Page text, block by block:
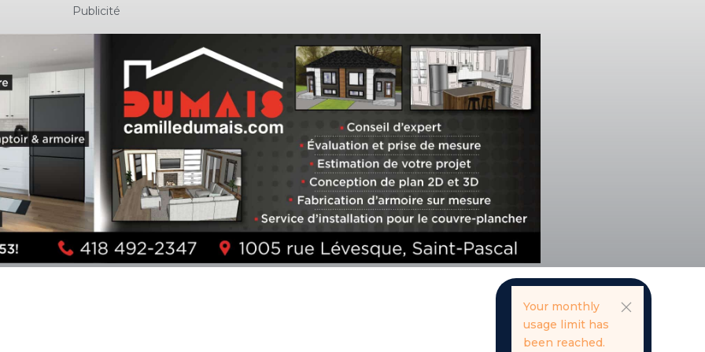
Publicité
Your monthly
usage limit has
been reached.